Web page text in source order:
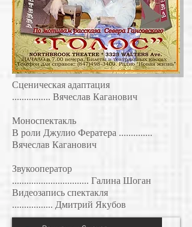
Сценическая адаптация
................ Вячеслав Каганович
Моноспектакль
В роли Джулио Фератера ..............
Вячеслав Каганович
Звукооператор
................................ Галина Шоган
Видеозапись спектакля
................. Дмитрий Якубов